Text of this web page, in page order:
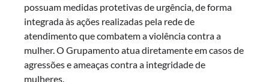
possuam medidas protetivas de urgência, de forma
integrada às ações realizadas pela rede de
atendimento que combatem a violência contra a
mulher. O Grupamento atua diretamente em casos de
agressões e ameaças contra a integridade de
mulheres.